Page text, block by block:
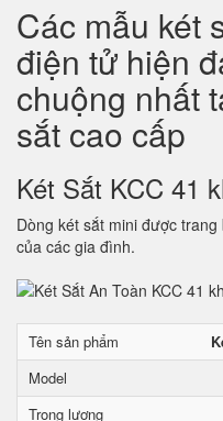
Các mẫu két
điện tử hiện
chuộng nhất
sắt cao cấp
Két Sắt KCC 41
Dòng két sắt mini được
của các gia đình.
Tên sản phẩm
Model
Trọng lượng